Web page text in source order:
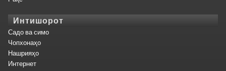
Интишорот
Садо ва симо
Чопхонаҳо
Нашрияҳо
Интернет